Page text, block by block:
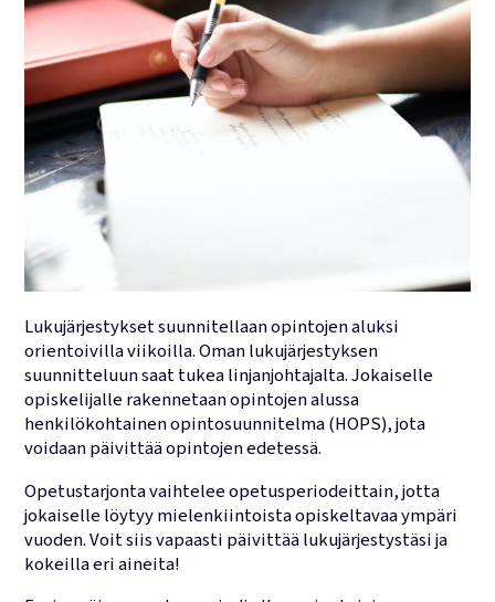
Lukujärjestykset suunnitellaan opintojen aluksi
orientoivilla viikoilla. Oman lukujärjestyksen
suunnitteluun saat tukea linjanjohtajalta. Jokaiselle
opiskelijalle rakennetaan opintojen alussa
henkilökohtainen opintosuunnitelma (HOPS), jota
voidaan päivittää opintojen edetessä.
Opetustarjonta vaihtelee opetusperiodeittain, jotta
jokaiselle löytyy mielenkiintoista opiskeltavaa ympäri
vuoden. Voit siis vapaasti päivittää lukujärjestystäsi ja
kokeilla eri aineita!